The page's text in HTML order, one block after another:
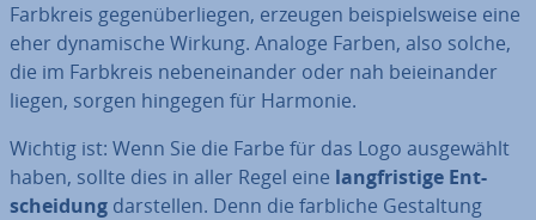
Farbkreis ge­gen­über­lie­gen, erzeugen bei­spiels­wei­se eine
eher dy­na­mi­sche Wirkung. Analoge Farben, also solche,
die im Farbkreis ne­ben­ein­an­der oder nah bei­ein­an­der
liegen, sorgen hingegen für Harmonie.
Wichtig ist: Wenn Sie die Farbe für das Logo aus­ge­wählt
haben, sollte dies in aller Regel eine lang­fris­ti­ge Ent­
schei­dung dar­stel­len. Denn die farbliche Ge­stal­tung